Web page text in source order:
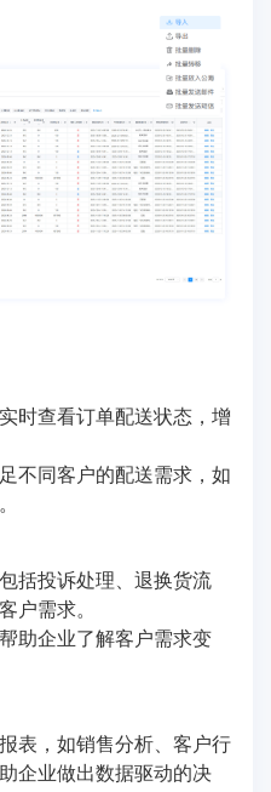
时查看订单配送状态，增
不同客户的配送需求，如
括投诉处理、退换货流
户需求。
助企业了解客户需求变
表，如销售分析、客户行
企业做出数据驱动的决